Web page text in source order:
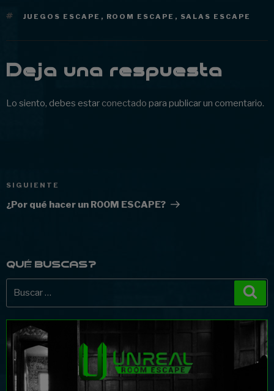
ETIQUETAS
JUEGOS ESCAPE , ROOM ESCAPE , SALAS ESCAPE
Deja una respuesta
Lo siento, debes estar conectado para publicar un comentario.
de
Siguiente
entrada
SIGUIENTE
¿Por qué hacer un ROOM ESCAPE?
QUÉ BUSCAS?